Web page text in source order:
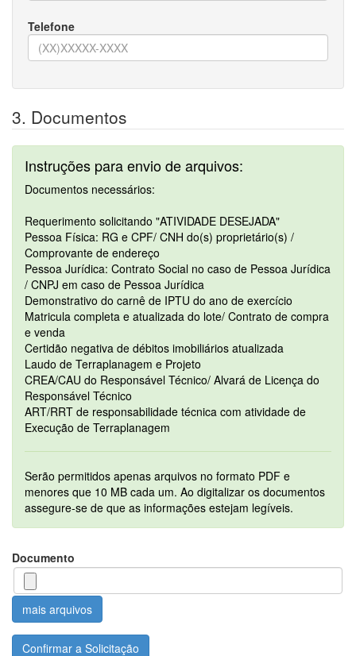
Telefone
3. Documentos
Instruções para envio de arquivos:
Documentos necessários:
Requerimento solicitando "ATIVIDADE DESEJADA"
Pessoa Física: RG e CPF/ CNH do(s) proprietário(s) /
Comprovante de endereço
Pessoa Jurídica: Contrato Social no caso de Pessoa Jurídica
/ CNPJ em caso de Pessoa Jurídica
Demonstrativo do carnê de IPTU do ano de exercício
Matricula completa e atualizada do lote/ Contrato de compra
e venda
Certidão negativa de débitos imobiliários atualizada
Laudo de Terraplanagem e Projeto
CREA/CAU do Responsável Técnico/ Alvará de Licença do
Responsável Técnico
ART/RRT de responsabilidade técnica com atividade de
Execução de Terraplanagem
Serão permitidos apenas arquivos no formato PDF e
menores que 10 MB cada um. Ao digitalizar os documentos
assegure-se de que as informações estejam legíveis.
Documento
mais arquivos
Confirmar a Solicitação